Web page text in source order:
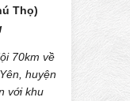
Thọ)
70km về
huyện
với khu